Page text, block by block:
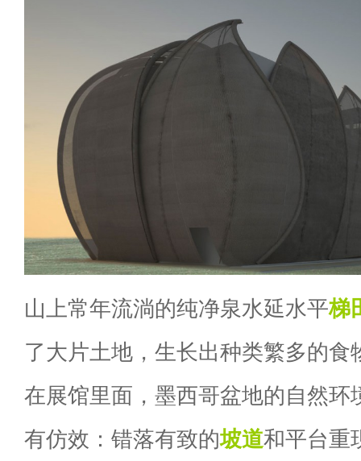
山上常年流淌的纯净泉水延水平梯
了大片土地，生长出种类繁多的食
在展馆里面，墨西哥盆地的自然环
有仿效：错落有致的坡道和平台重